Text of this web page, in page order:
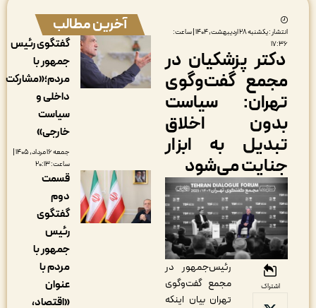
انتشار : یکشنبه ۲۸ اردیبهشت, ۱۴۰۴ | ساعت:
پزشکیان در
گفت‌وگوی
سیاست
اخلاق
به ابزار
می‌شود
رئیس‌جمهور در
مجمع گفت‌وگوی
تهران بیان اینکه
آخرین مطالب
گفتگوی رئیس
جمهور با
مردم؛«مشارکت
داخلی و
سیاست
خارجی»
جمعه ۱۶ مرداد, ۱۴۰۵ |
قسمت
دوم
گفتگوی
جمهور با
«اقتصاد،